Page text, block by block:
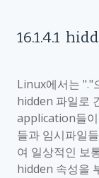
16.1.4.1
Linux에서는 "."
hidden 파일로
application들
들과 임시파일
여 일상적인 보
hidden 속성을